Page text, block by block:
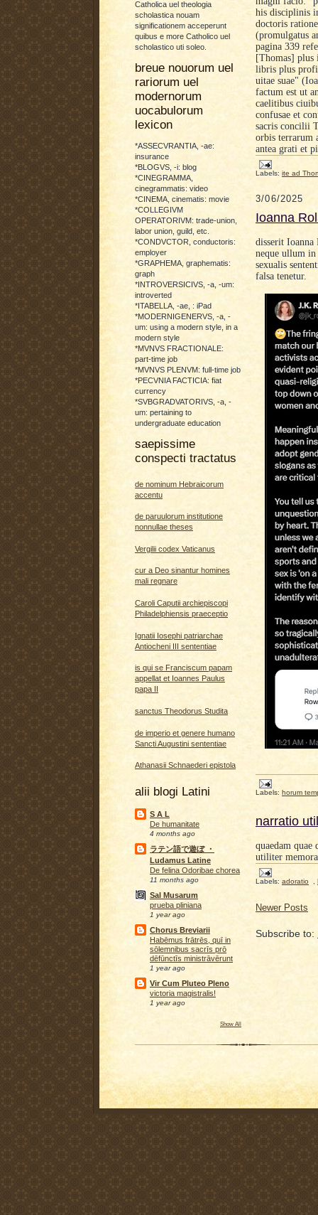
Catholica uel theologia
scholastica nouam
significationem acceperunt
quibus e more Catholico uel
scholastico uti soleo.
breue nouorum uel
rariorum uel
modernorum
uocabulorum
lexicon
*ASSECVRANTIA, -ae:
insurance
*BLOGVS, -i: blog
*CINEGRAMMA,
cinegrammatis: video
*CINEMA, cinematis: movie
*COLLEGIVM
OPERATORIVM: trade-union,
labor union, guild, etc.
*CONDVCTOR, conductoris:
employer
*GRAPHEMA, graphematis:
graph
*INTROVERSICIVS, -a, -um:
introverted
*ITABELLA, -ae, : iPad
*MODERNIGENERVS, -a, -
um: using a modern style, in a
modern style
*MVNVS FRACTIONALE:
part-time job
*MVNVS PLENVM: full-time job
*PECVNIA FACTICIA: fiat
currency
*SVBGRADVATORIVS, -a, -
um: pertaining to
undergraduate education
saepissime
conspecti tractatus
de nominum Hebraicorum
accentu
de paruulorum institutione
nonnullae theses
Vergilii codex Vaticanus
cur a Deo sinantur homines
mali regnare
Caroli Caputii archiepiscopi
Philadelphiensis praeceptio
Ignatii Iosephi patriarchae
Antiocheni III sententiae
is qui se Franciscum papam
appellat et Ioannes Paulus
papa II
sanctus Theodorus Studita
de imperio et genere humano
Sancti Augustini sententiae
Athanasii Schnaederi epistola
alii blogi Latini
S A L
De humanitate
4 months ago
ラテン語で遊ぼ ・
Ludamus Latine
De felina Odoribae chorea
11 months ago
Sal Musarum
prueba pliniana
1 year ago
Chorus Breviarii
Habēmus frātrēs, quī in
sōlemnibus sacrīs prō
dēfūnctīs ministrāvērunt
1 year ago
Vir Cum Pluteo Pleno
victoria magistralis!
1 year ago
Show All
his disciplinis
doctoris
(promulgatus
pagina 339
[Thomas] plus
libris plus
uitae suae"
factum est ut
caelitibus
confusae et
sacris concilii
orbis terrarum
antea grati et
Labels: ite ad
3/06/2025
Ioanna
disserit
neque ullum in
sexualis
falsa tenetur.
Labels: horum
narratio
quaedam
utiliter
Labels: adoratio
Newer Posts
Subscribe to: